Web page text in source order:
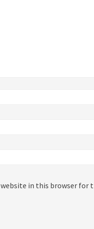
website in this browser